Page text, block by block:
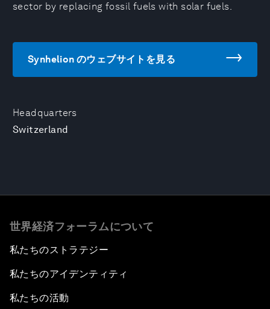
Headquarters
Switzerland
sector by replacing fossil fuels with solar fuels.
Synhelion のウェブサイトを見る
世界経済フォーラムについて
私たちのストラテジー
私たちのアイデンティティ
私たちの活動